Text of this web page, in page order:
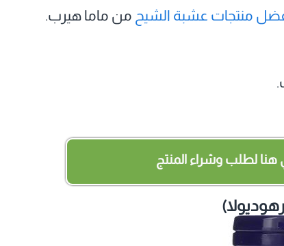
منتجات عشبة الشيح من ماما هيرب.
لطلب وشراء المنتج